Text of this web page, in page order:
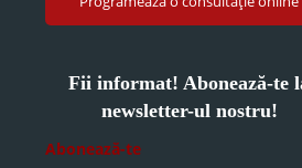
Fii informat! Abonează-te
newsletter-ul nostru!
Abonează-te